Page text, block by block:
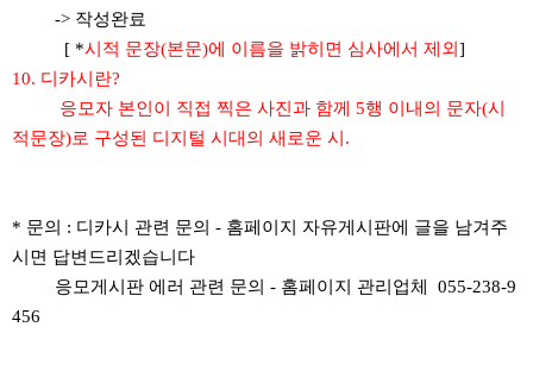
-> 작성완료
[ *시적 문장(본문)에 이름을 밝히면 심사에서 제외 ]
10. 디카시란?
응모자 본인이 직접 찍은 사진과 함께 5행 이내의 문자(시
적문장)로 구성된 디지털 시대의 새로운 시.
* 문의 : 디카시 관련 문의 - 홈페이지 자유게시판에 글을 남겨주
시면 답변드리겠습니다
응모게시판 에러 관련 문의 - 홈페이지 관리업체 055-238-9
456